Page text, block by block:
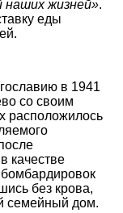
жизней».
еды
в 1941
со своим
расположилось
качестве
без крова,
семейный дом.